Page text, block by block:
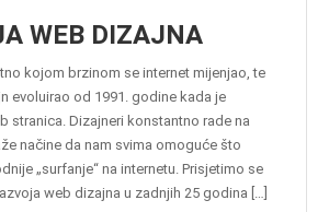
WEB DIZAJNA
kojom brzinom se internet mijenjao, te
evoluirao od 1991. godine kada je
stranica. Dizajneri konstantno rade na
načine da nam svima omoguće što
„surfanje“ na internetu. Prisjetimo se
web dizajna u zadnjih 25 godina […]